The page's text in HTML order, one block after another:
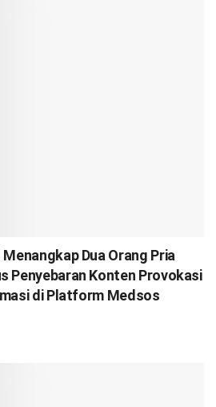
Dua Orang Pria
Penyebaran Konten Provokasi
di Platform Medsos